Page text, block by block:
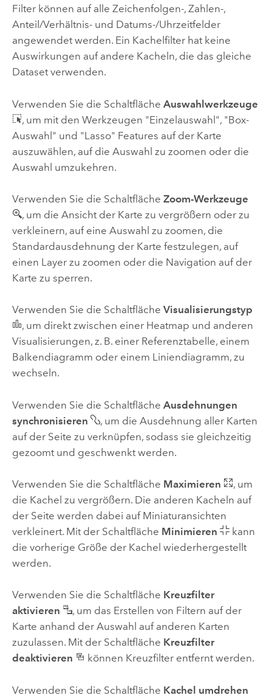
Filter können auf alle Zeichenfolgen-, Zahlen-,
Anteil/Verhältnis- und Datums-/Uhrzeitfelder
angewendet werden. Ein Kachelfilter hat keine
Auswirkungen auf andere Kacheln, die das gleiche
Dataset verwenden.
Verwenden Sie die Schaltfläche Auswahlwerkzeuge
, um mit den Werkzeugen "Einzelauswahl", "Box-
Auswahl" und "Lasso" Features auf der Karte
auszuwählen, auf die Auswahl zu zoomen oder die
Auswahl umzukehren.
Verwenden Sie die Schaltfläche Zoom-Werkzeuge
, um die Ansicht der Karte zu vergrößern oder zu
verkleinern, auf eine Auswahl zu zoomen, die
Standardausdehnung der Karte festzulegen, auf
einen Layer zu zoomen oder die Navigation auf der
Karte zu sperren.
Verwenden Sie die Schaltfläche Visualisierungstyp
, um direkt zwischen einer Heatmap und anderen
Visualisierungen, z. B. einer Referenztabelle, einem
Balkendiagramm oder einem Liniendiagramm, zu
wechseln.
Verwenden Sie die Schaltfläche Ausdehnungen
synchronisieren
, um die Ausdehnung aller Karten
auf der Seite zu verknüpfen, sodass sie gleichzeitig
gezoomt und geschwenkt werden.
Verwenden Sie die Schaltfläche Maximieren
, um
die Kachel zu vergrößern. Die anderen Kacheln auf
der Seite werden dabei auf Miniaturansichten
verkleinert. Mit der Schaltfläche Minimieren
kann
die vorherige Größe der Kachel wiederhergestellt
werden.
Verwenden Sie die Schaltfläche Kreuzfilter
aktivieren
, um das Erstellen von Filtern auf der
Karte anhand der Auswahl auf anderen Karten
zuzulassen. Mit der Schaltfläche Kreuzfilter
deaktivieren
können Kreuzfilter entfernt werden.
Verwenden Sie die Schaltfläche Kachel umdrehen